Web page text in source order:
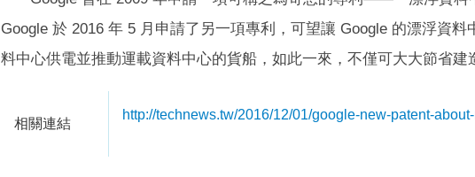
Google 於 2016 年 5 月申請了另一項專利，可望讓 Google 的漂浮資
料中心供電並推動運載資料中心的貨船，如此一來，不僅可大大節省建
相關連結
http://technews.tw/2016/12/01/google-new-patent-